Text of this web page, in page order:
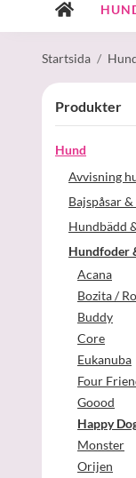
Startsida /
Produkter
Hund
Avvisning
Bajspåsar
Hundbädd
Hundfoder
Acana
Bozita /
Buddy
Core
Eukanuba
Four
Goood
Happy
Monster
Orijen